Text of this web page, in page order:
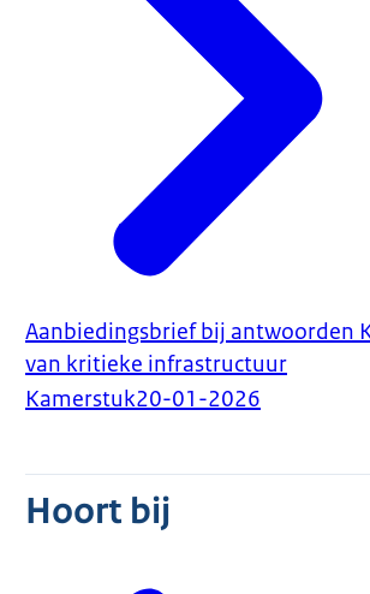
Aanbiedingsbrief bij antwoorden
van kritieke infrastructuur
Kamerstuk20-01-2026
Hoort bij